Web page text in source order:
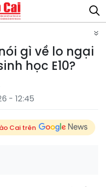
gì về lo ngại
học E10?
- 12:45
Cai trên